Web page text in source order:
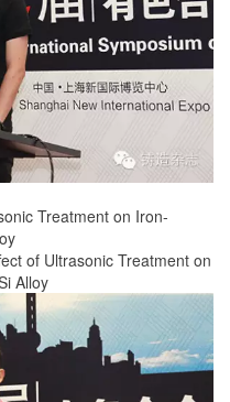
Treatment on Iron-
of Ultrasonic Treatment on
Alloy